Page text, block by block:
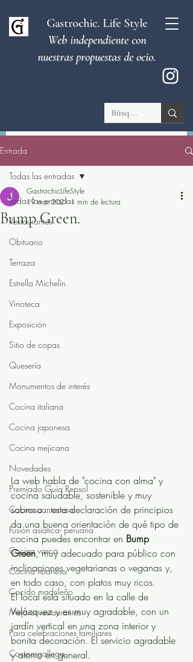
Gastrochic. Life Style
Web independiente con
nuestras propuestas de ocio.
Entrada
Todas las entradas
Restaurantes
Obituario
Terraza
Estrella Michelín
Vinoteca
Exposición
Sitio de copas
Quesería
Monumentos de interés
Cocina italiana
Cocina japonesa
Cocina mejicana
Novedades
Premiado Guía Repsol
Cocina cantonesa
Fusión asiática- peruana
Cocina vasca
Cocina libanesa
Cocido madrileño
Mejores restaurantes
Para celebraciones familiares
Cocina gallega
Todas las entradas
Bump Green.
GastrochicLifeStyle
19 mar 2021 1 min de lectura
La web habla de "cocina con alma" y
cocina saludable, sostenible y muy
sabrosa...esta declaración de principios
da una buena orientación de qué tipo de
cocina puedes encontrar en Bump
Green, muy adecuado para público con
inclinaciones vegetarianas o veganas y,
en todo caso, con platos muy ricos.
El local está situado en la calle de
Velázquez y es muy agradable, con un
jardín vertical en una zona interior y
bonita decoración. El servicio agradable
y atento en general.